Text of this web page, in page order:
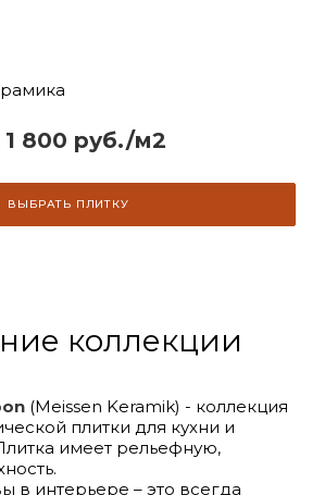
1 800 руб./м2
ВЫБРАТЬ ПЛИТКУ
коллекции
(Meissen Keramik) - коллекция
плитки для кухни и
имеет рельефную,
в интерьере – это всегда